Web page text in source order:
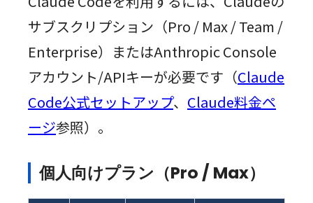
サブスクリプション（Pro / Max / Team /
Enterprise）またはAnthropic Console
アカウント/APIキーが必要です（Claude
Code公式セットアップ、 Claude料金ペ
ージ参照）。
個人向けプラン（Pro / Max）